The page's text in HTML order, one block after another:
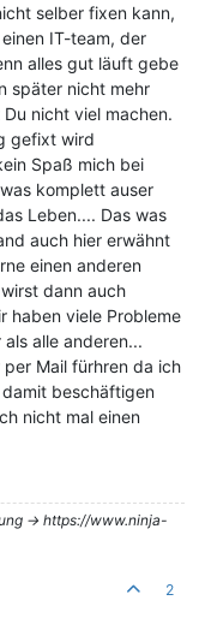
selber fixen kann,
IT-team, der
alles gut läuft gebe
später nicht mehr
nicht viel machen.
gefixt wird
Spaß mich bei
komplett auser
Leben.... Das was
auch hier erwähnt
einen anderen
dann auch
haben viele Probleme
alle anderen...
Mail fürhren da ich
beschäftigen
nicht mal einen
-> https://www.ninja-
2